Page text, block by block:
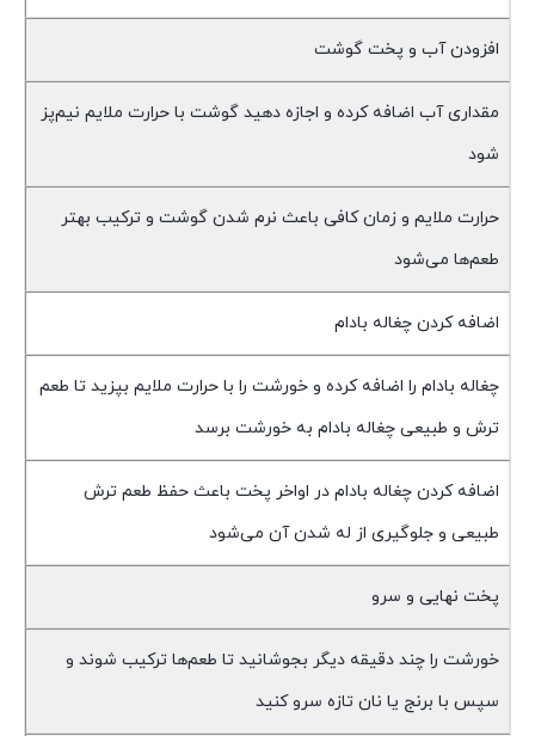
افزودن آب و پخت گوشت
مقداری آب اضافه کرده و اجازه دهید گوشت با حرارت ملایم نیم‌پز
شود
حرارت ملایم و زمان کافی باعث نرم شدن گوشت و ترکیب بهتر
طعم‌ها می‌شود
اضافه کردن چغاله بادام
چغاله بادام را اضافه کرده و خورشت را با حرارت ملایم بپزید تا طعم
ترش و طبیعی چغاله بادام به خورشت برسد
اضافه کردن چغاله بادام در اواخر پخت باعث حفظ طعم ترش
طبیعی و جلوگیری از له شدن آن می‌شود
پخت نهایی و سرو
خورشت را چند دقیقه دیگر بجوشانید تا طعم‌ها ترکیب شوند و
سپس با برنج یا نان تازه سرو کنید